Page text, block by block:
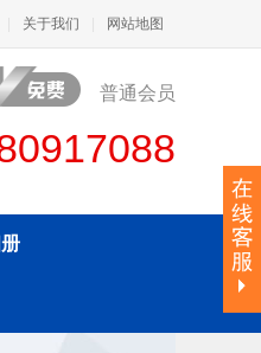
关于我们 网站地图
普通会员